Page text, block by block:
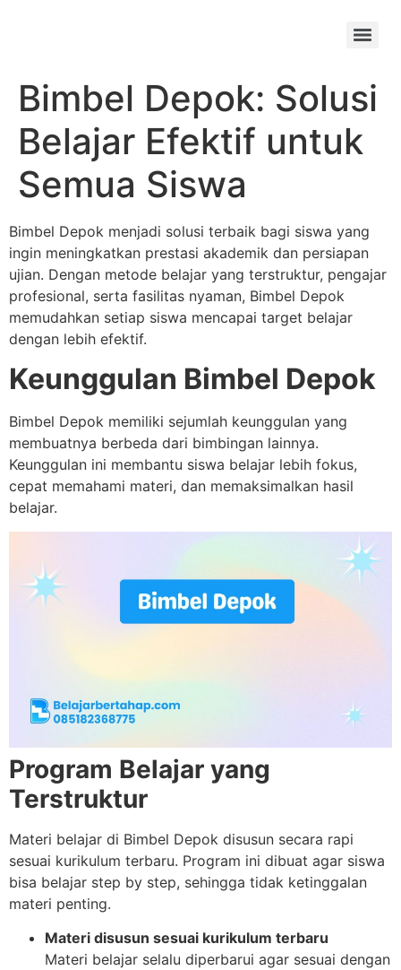
Menu
Bimbel Depok: Solusi
Belajar Efektif untuk
Semua Siswa
Bimbel Depok menjadi solusi terbaik bagi siswa yang
ingin meningkatkan prestasi akademik dan persiapan
ujian. Dengan metode belajar yang terstruktur, pengajar
profesional, serta fasilitas nyaman, Bimbel Depok
memudahkan setiap siswa mencapai target belajar
dengan lebih efektif.
Keunggulan Bimbel Depok
Bimbel Depok memiliki sejumlah keunggulan yang
membuatnya berbeda dari bimbingan lainnya.
Keunggulan ini membantu siswa belajar lebih fokus,
cepat memahami materi, dan memaksimalkan hasil
belajar.
Program Belajar yang
Terstruktur
Materi belajar di Bimbel Depok disusun secara rapi
sesuai kurikulum terbaru. Program ini dibuat agar siswa
bisa belajar step by step, sehingga tidak ketinggalan
materi penting.
Materi disusun sesuai kurikulum terbaru
Materi belajar selalu diperbarui agar sesuai dengan